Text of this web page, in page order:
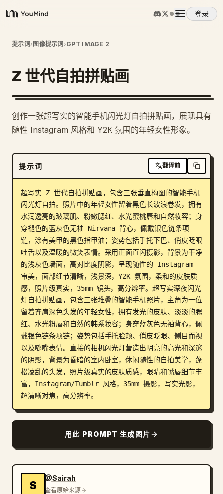
YouMind
登录
概览
使用案例
定价
下载
博客
更新
提示词› 图像提示词 ›GPT IMAGE 2
Z 世代自拍拼贴画
创作一张超写实的智能手机闪光灯自拍拼贴画，展现具有
随性 Instagram 风格和 Y2K 氛围的年轻女性形象。
提示词 翻译前
超写实 Z 世代自拍拼贴画，包含三张垂直构图的智能手机
闪光灯自拍。照片中的年轻女性留着黑色长波浪卷发，拥有
水润透亮的玻璃肌、粉嫩腮红、水光蜜桃唇和自然妆容；身
穿褪色的蓝灰色无袖 Nirvana 背心，佩戴银色链条项
链，涂有美甲的黑色指甲油；姿势包括手托下巴、俏皮眨眼
吐舌以及温暖的微笑表情。采用正面直闪摄影，背景为干净
的浅灰色墙面，高对比度阴影，呈现随性的 Instagram
审美，面部细节清晰，浅景深，Y2K 氛围，柔和的皮肤质
感，照片级真实，35mm 镜头，高分辨率。超写实深夜闪光
灯自拍拼贴画，包含三张堆叠的智能手机照片，主角为一位
留着齐肩深色头发的年轻女性，拥有发光的皮肤、淡淡的腮
红、水光粉唇和自然的韩系妆容；身穿蓝灰色无袖背心，佩
戴银色链条项链；姿势包括手托脸颊、俏皮眨眼、侧目而视
以及嘟嘴表情。直接的相机闪光灯营造出明亮的高光和深邃
的阴影，背景为昏暗的室内卧室，休闲随性的自拍美学，蓬
松凌乱的头发，照片级真实的皮肤质感，眼睛和嘴唇细节丰
富，Instagram/Tumblr 风格，35mm 摄影，写实光影，
超清晰对焦，高分辨率。
用此 PROMPT 生成图片
S
@Sairah
查看原始来源